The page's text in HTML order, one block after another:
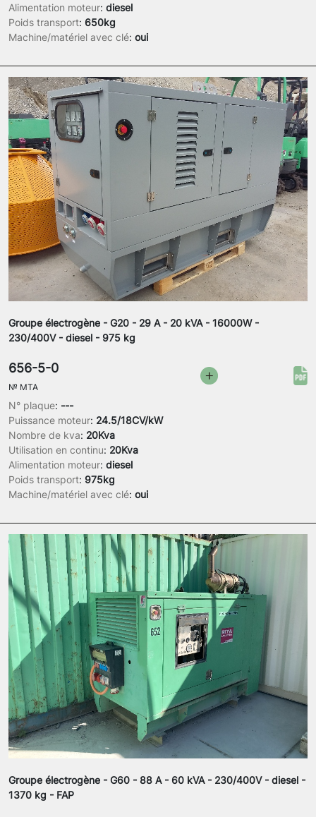
Alimentation moteur: diesel
Poids transport: 650kg
Machine/matériel avec clé: oui
Groupe électrogène - G20 - 29 A - 20 kVA - 16000W -
230/400V - diesel - 975 kg
N° plaque: ---
Puissance moteur: 24.5/18CV/kW
Nombre de kva: 20Kva
Utilisation en continu: 20Kva
Alimentation moteur: diesel
Poids transport: 975kg
Machine/matériel avec clé: oui
656-5-0
№ MTA
Groupe électrogène - G60 - 88 A - 60 kVA - 230/400V - diesel -
1370 kg - FAP